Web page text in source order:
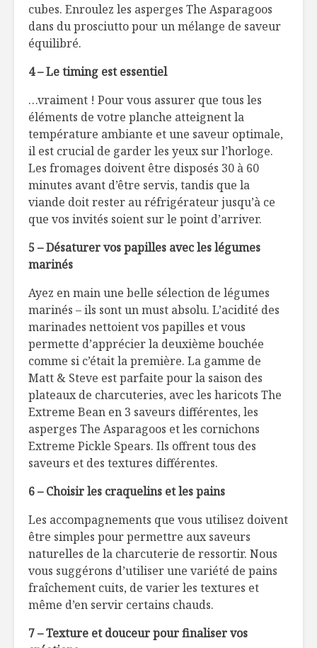
cubes. Enroulez les asperges The Asparagoos
dans du prosciutto pour un mélange de saveur
équilibré.
4 – Le timing est essentiel
…vraiment ! Pour vous assurer que tous les
éléments de votre planche atteignent la
température ambiante et une saveur optimale,
il est crucial de garder les yeux sur l’horloge.
Les fromages doivent être disposés 30 à 60
minutes avant d’être servis, tandis que la
viande doit rester au réfrigérateur jusqu’à ce
que vos invités soient sur le point d’arriver.
5 – Désaturer vos papilles avec les légumes
marinés
Ayez en main une belle sélection de légumes
marinés – ils sont un must absolu. L’acidité des
marinades nettoient vos papilles et vous
permette d’apprécier la deuxième bouchée
comme si c’était la première. La gamme de
Matt & Steve est parfaite pour la saison des
plateaux de charcuteries, avec les haricots The
Extreme Bean en 3 saveurs différentes, les
asperges The Asparagoos et les cornichons
Extreme Pickle Spears. Ils offrent tous des
saveurs et des textures différentes.
6 – Choisir les craquelins et les pains
Les accompagnements que vous utilisez doivent
être simples pour permettre aux saveurs
naturelles de la charcuterie de ressortir. Nous
vous suggérons d’utiliser une variété de pains
fraîchement cuits, de varier les textures et
même d’en servir certains chauds.
7 – Texture et douceur pour finaliser vos